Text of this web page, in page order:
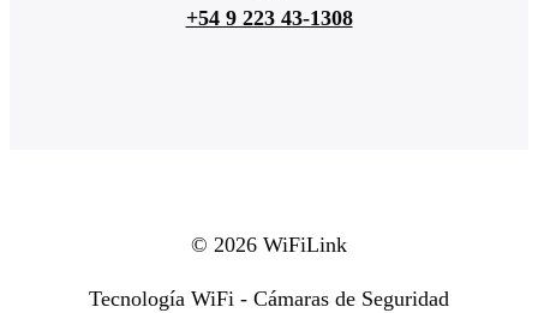
+54 9 223 43-1308
© 2026 WiFiLink
Tecnología WiFi - Cámaras de Seguridad